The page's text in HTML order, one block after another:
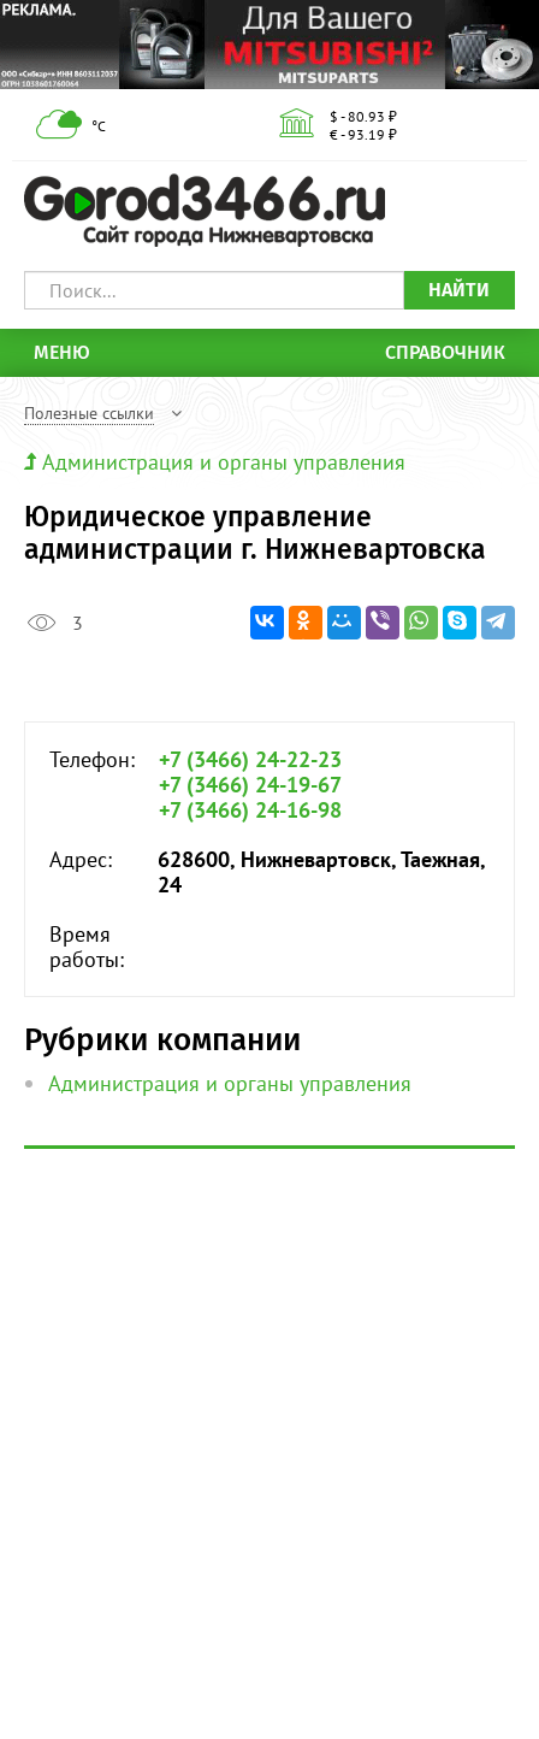
°С
$ - 80.93 ₽
€ - 93.19 ₽
НАЙТИ
МЕНЮ СПРАВОЧНИК
Полезные ссылки
Администрация и органы управления
Юридическое управление
администрации г. Нижневартовска
3
Телефон:
+7 (3466) 24-22-23
+7 (3466) 24-19-67
+7 (3466) 24-16-98
Адрес:
628600, Нижневартовск, Таежная,
24
Время
работы:
Рубрики компании
Администрация и органы управления